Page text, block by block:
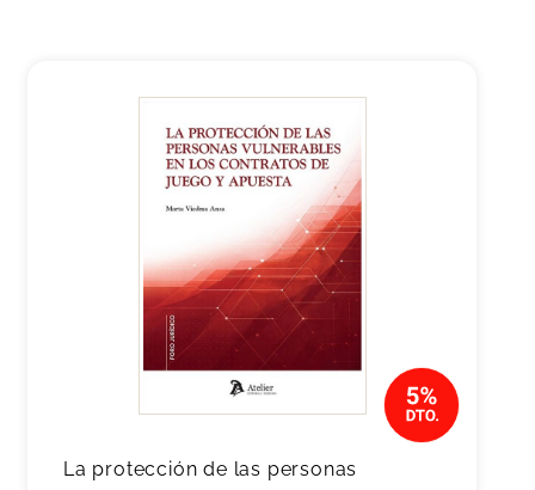
La protección de las personas